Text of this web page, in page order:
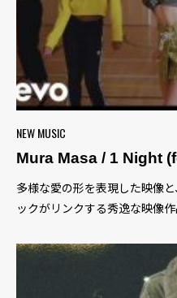
NEW MUSIC
Mura Masa / 1 Night
多様な愛の形を表現した映像
ックがリンクする秀逸な映像作